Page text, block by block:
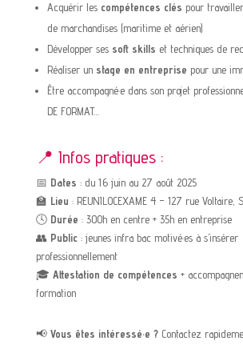
Acquérir les compétences clés pour
de marchandises (maritime et aérien)
Développer ses soft skills et techniques de
Réaliser un stage en entreprise pour une
Être accompagné·e dans son projet
DE FORMAT…
📍 Infos pratiques :
📅 Dates : du 16 juin au 27 août 2025
🏫 Lieu : REUNILOCEXAME 4 – 127 rue Voltaire,
🕓 Durée : 300h en centre + 35h en entreprise
👥 Public: jeunes infra bac motivé·es à s’insérer
professionnellement
🎓 Attestation de compétences +
formation
📢 Vous êtes intéressé·e ?Contactez